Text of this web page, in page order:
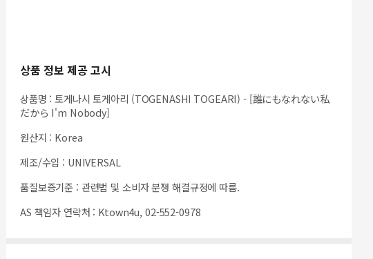
상품 정보 제공 고시
상품명 :토게나시 토게아리 (TOGENASHI TOGEARI) - [誰にもなれない私
だから I'm Nobody]
원산지 : Korea
제조/수입 : UNIVERSAL
품질보증기준 : 관련법 및 소비자 분쟁 해결규정에 따름.
AS 책임자 연락처 : Ktown4u, 02-552-0978